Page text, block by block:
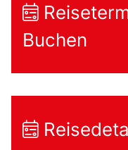
Buchen